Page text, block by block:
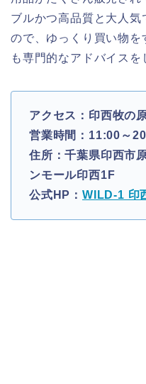
ブルかつ高品質と大人
ので、ゆっくり買い物を
も専門的なアドバイスを
アクセス：印西牧の
営業時間：11:00～
住所：千葉県印西市
ンモール印西1F
公式HP： WILD-1 印